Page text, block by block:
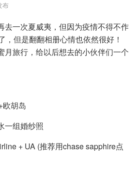
布
去一次夏威夷，但因为疫情不得不作
但是翻翻相册心情也依然很好！
月旅行，给以后想去的小伙伴们一个
欧胡岛
一组婚纱照
+ UA (推荐用chase sapphire点